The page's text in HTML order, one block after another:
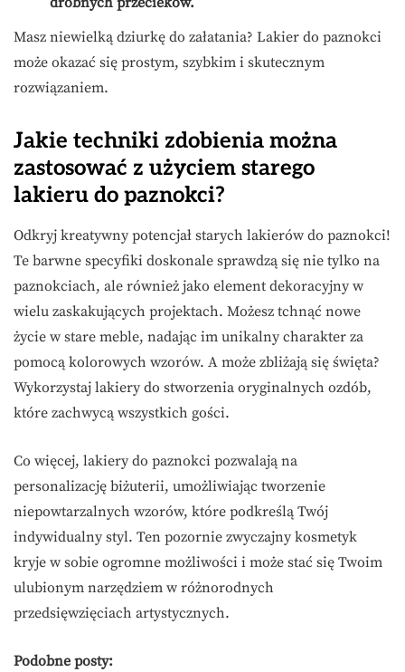
Masz niewielką dziurkę do załatania? Lakier do paznokci
może okazać się prostym, szybkim i skutecznym
rozwiązaniem.
Jakie techniki zdobienia można
zastosować z użyciem starego
lakieru do paznokci?
Odkryj kreatywny potencjał starych lakierów do paznokci!
Te barwne specyfiki doskonale sprawdzą się nie tylko na
paznokciach, ale również jako element dekoracyjny w
wielu zaskakujących projektach. Możesz tchnąć nowe
życie w stare meble, nadając im unikalny charakter za
pomocą kolorowych wzorów. A może zbliżają się święta?
Wykorzystaj lakiery do stworzenia oryginalnych ozdób,
które zachwycą wszystkich gości.
Co więcej, lakiery do paznokci pozwalają na
personalizację biżuterii, umożliwiając tworzenie
niepowtarzalnych wzorów, które podkreślą Twój
indywidualny styl. Ten pozornie zwyczajny kosmetyk
kryje w sobie ogromne możliwości i może stać się Twoim
ulubionym narzędziem w różnorodnych
przedsięwzięciach artystycznych.
Podobne posty: